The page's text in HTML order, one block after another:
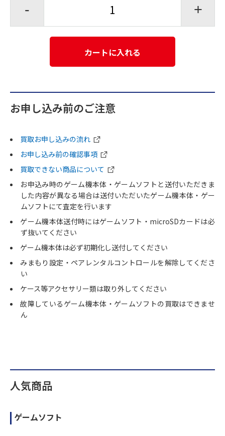
- +
カートに入れる
お申し込み前のご注意
買取お申し込みの流れ
お申し込み前の確認事項
買取できない商品について
お申込み時のゲーム機本体・ゲームソフトと送付いただきま
した内容が異なる場合は送付いただいたゲーム機本体・ゲー
ムソフトにて査定を行います
ゲーム機本体送付時にはゲームソフト・microSDカードは必
ず抜いてください
ゲーム機本体は必ず初期化し送付してください
みまもり設定・ペアレンタルコントロールを解除してくださ
い
ケース等アクセサリー類は取り外してください
故障しているゲーム機本体・ゲームソフトの買取はできませ
ん
人気商品
ゲームソフト